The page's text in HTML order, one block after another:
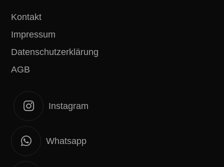
Kontakt
Impressum
Datenschutzerklärung
AGB
Instagram
Whatsapp